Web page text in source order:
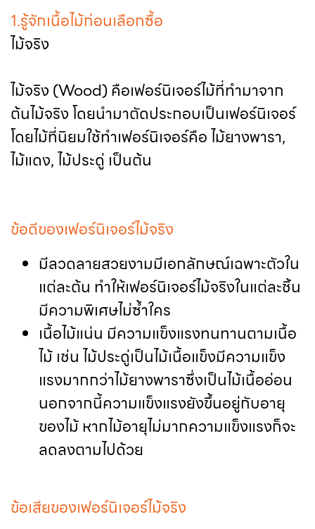
1.รู้จักเนื้อไม้ก่อนเลือกซื้อ
ไม้จริง
ไม้จริง (Wood) คือเฟอร์นิเจอร์ไม้ที่ทำมาจาก
ต้นไม้จริง โดยนำมาตัดประกอบเป็นเฟอร์นิเจอร์
โดยไม้ที่นิยมใช้ทำเฟอร์นิเจอร์คือ ไม้ยางพารา,
ไม้แดง, ไม้ประดู่ เป็นต้น
ข้อดีของเฟอร์นิเจอร์ไม้จริง
มีลวดลายสวยงามมีเอกลักษณ์เฉพาะตัวใน
แต่ละต้น ทำให้เฟอร์นิเจอร์ไม้จริงในแต่ละชิ้น
มีความพิเศษไม่ซ้ำใคร
เนื้อไม้แน่น มีความแข็งแรงทนทานตามเนื้อ
ไม้ เช่น ไม้ประดู่เป็นไม้เนื้อแข็งมีความแข็ง
แรงมากกว่าไม้ยางพาราซึ่งเป็นไม้เนื้ออ่อน
นอกจากนี้ความแข็งแรงยังขึ้นอยู่กับอายุ
ของไม้ หากไม้อายุไม่มากความแข็งแรงก็จะ
ลดลงตามไปด้วย
ข้อเสียของเฟอร์นิเจอร์ไม้จริง